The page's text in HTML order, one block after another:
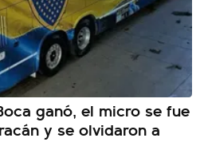
ganó, el micro se fue
y se olvidaron a